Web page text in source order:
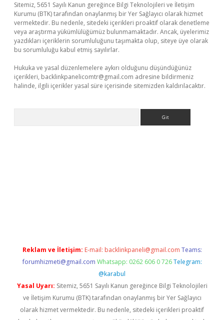
Sitemiz, 5651 Sayılı Kanun gereğince Bilgi Teknolojileri ve İletişim
Kurumu (BTK) tarafından onaylanmış bir Yer Sağlayıcı olarak hizmet
vermektedir. Bu nedenle, sitedeki içerikleri proaktif olarak denetleme
veya araştırma yükümlülüğümüz bulunmamaktadır. Ancak, üyelerimiz
yazdıkları içeriklerin sorumluluğunu taşımakta olup, siteye üye olarak
bu sorumluluğu kabul etmiş sayılırlar.
Hukuka ve yasal düzenlemelere aykırı olduğunu düşündüğünüz
içerikleri, backlinkpanelicomtr@gmail.com adresine bildirmeniz
halinde, ilgili içerikler yasal süre içerisinde sitemizden kaldırılacaktır.
Reklam ve İletişim: E-mail: backlinkpaneli@gmail.com Teams:
forumhizmeti@gmail.com Whatsapp: 0262 606 0 726 Telegram:
@karabul
Yasal Uyarı: Sitemiz, 5651 Sayılı Kanun gereğince Bilgi Teknolojileri
ve İletişim Kurumu (BTK) tarafından onaylanmış bir Yer Sağlayıcı
olarak hizmet vermektedir. Bu nedenle, sitedeki içerikleri proaktif